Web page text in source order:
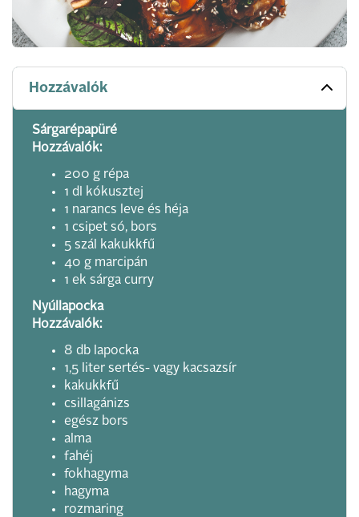
Hozzávalók
Sárgarépapüré
Hozzávalók:
200 g répa
1 dl kókusztej
1 narancs leve és héja
1 csipet só, bors
5 szál kakukkfű
40 g marcipán
1 ek sárga curry
Nyúllapocka
Hozzávalók:
8 db lapocka
1,5 liter sertés- vagy kacsazsír
kakukkfű
csillagánizs
egész bors
alma
fahéj
fokhagyma
hagyma
rozmaring